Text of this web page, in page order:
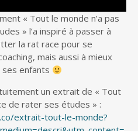
« Tout le monde n’a pas
» l’a inspiré à passer à
la rat race pour se
mais aussi à mieux
ses enfants
un extrait de « Tout
de rater ses études » :
extrait-tout-le-monde?